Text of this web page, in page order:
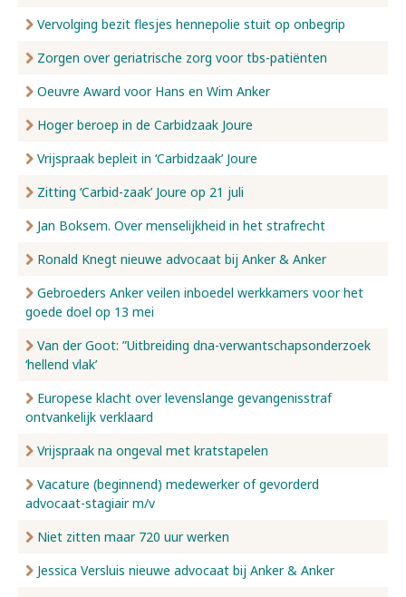
Vervolging bezit flesjes hennepolie stuit op onbegrip
Zorgen over geriatrische zorg voor tbs-patiënten
Oeuvre Award voor Hans en Wim Anker
Hoger beroep in de Carbidzaak Joure
Vrijspraak bepleit in ‘Carbidzaak’ Joure
Zitting ‘Carbid-zaak’ Joure op 21 juli
Jan Boksem. Over menselijkheid in het strafrecht
Ronald Knegt nieuwe advocaat bij Anker & Anker
Gebroeders Anker veilen inboedel werkkamers voor het
goede doel op 13 mei
Van der Goot: ”Uitbreiding dna-verwantschapsonderzoek
‘hellend vlak’
Europese klacht over levenslange gevangenisstraf
ontvankelijk verklaard
Vrijspraak na ongeval met kratstapelen
Vacature (beginnend) medewerker of gevorderd
advocaat-stagiair m/v
Niet zitten maar 720 uur werken
Jessica Versluis nieuwe advocaat bij Anker & Anker